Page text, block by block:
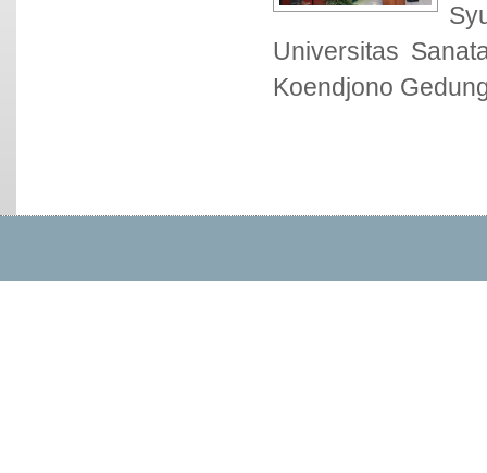
Universitas
Koendjono